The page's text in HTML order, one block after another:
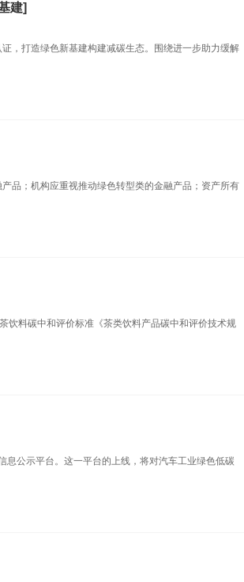
建]
证，打造绿色新基建构建减碳生态。围绕进一步助力缓解
品；机构应重视推动绿色转型类的金融产品；资产所有
饮料碳中和评价标准《茶类饮料产品碳中和评价技术规
息公示平台。这一平台的上线，将对汽车工业绿色低碳